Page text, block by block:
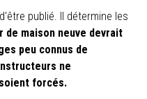
publié. Il détermine les
de maison neuve devrait
peu connus de
ne
forcés.